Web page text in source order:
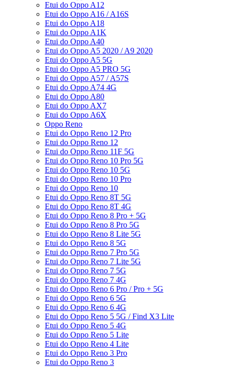
Etui do Oppo A12
Etui do Oppo A16 / A16S
Etui do Oppo A18
Etui do Oppo A1K
Etui do Oppo A40
Etui do Oppo A5 2020 / A9 2020
Etui do Oppo A5 5G
Etui do Oppo A5 PRO 5G
Etui do Oppo A57 / A57S
Etui do Oppo A74 4G
Etui do Oppo A80
Etui do Oppo AX7
Etui do Oppo A6X
Oppo Reno
Etui do Oppo Reno 12 Pro
Etui do Oppo Reno 12
Etui do Oppo Reno 11F 5G
Etui do Oppo Reno 10 Pro 5G
Etui do Oppo Reno 10 5G
Etui do Oppo Reno 10 Pro
Etui do Oppo Reno 10
Etui do Oppo Reno 8T 5G
Etui do Oppo Reno 8T 4G
Etui do Oppo Reno 8 Pro + 5G
Etui do Oppo Reno 8 Pro 5G
Etui do Oppo Reno 8 Lite 5G
Etui do Oppo Reno 8 5G
Etui do Oppo Reno 7 Pro 5G
Etui do Oppo Reno 7 Lite 5G
Etui do Oppo Reno 7 5G
Etui do Oppo Reno 7 4G
Etui do Oppo Reno 6 Pro / Pro + 5G
Etui do Oppo Reno 6 5G
Etui do Oppo Reno 6 4G
Etui do Oppo Reno 5 5G / Find X3 Lite
Etui do Oppo Reno 5 4G
Etui do Oppo Reno 5 Lite
Etui do Oppo Reno 4 Lite
Etui do Oppo Reno 3 Pro
Etui do Oppo Reno 3